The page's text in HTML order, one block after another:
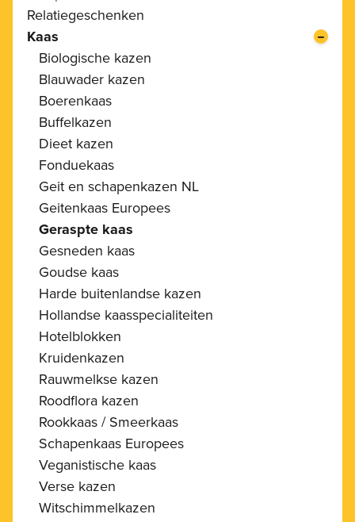
Relatiegeschenken
Kaas
Biologische kazen
Blauwader kazen
Boerenkaas
Buffelkazen
Dieet kazen
Fonduekaas
Geit en schapenkazen NL
Geitenkaas Europees
Geraspte kaas
Gesneden kaas
Goudse kaas
Harde buitenlandse kazen
Hollandse kaasspecialiteiten
Hotelblokken
Kruidenkazen
Rauwmelkse kazen
Roodflora kazen
Rookkaas / Smeerkaas
Schapenkaas Europees
Veganistische kaas
Verse kazen
Witschimmelkazen